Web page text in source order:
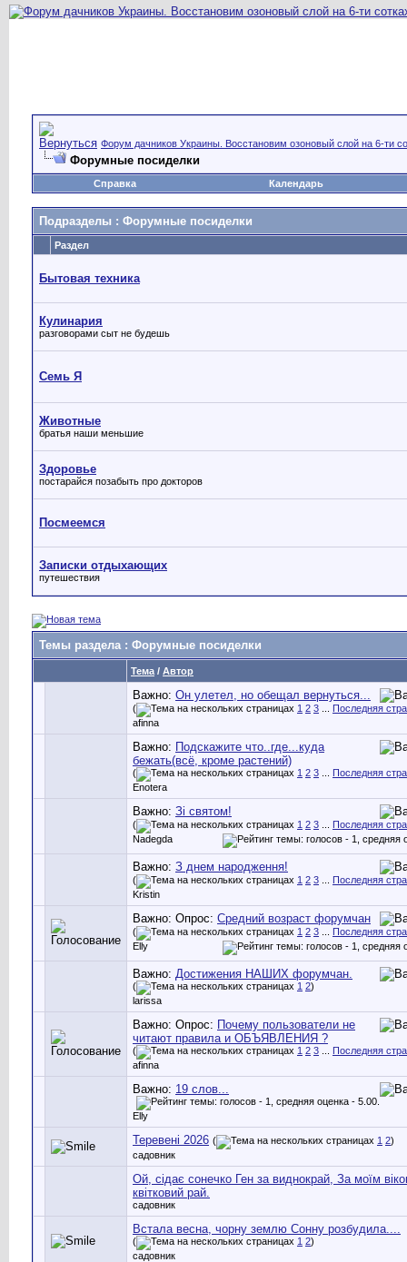
Форум дачников Украины. Восстановим озоновый слой на 6-ти
Форумные посиделки
Справка Календарь
Подразделы : Форумные посиделки
Раздел
Бытовая техника
Кулинария
разговорами сыт не будешь
Семь Я
Животные
братья наши меньшие
Здоровье
постарайся позабыть про докторов
Посмеемся
Записки отдыхающих
путешествия
Темы раздела: Форумные посиделки
Тема / Автор
Важно: Он улетел, но обещал вернуться...
( 1 2 3
Последняя
afinna
Важно: Подскажите что..где...куда
бежать(всё, кроме растений)
( 1 2 3
Последняя
Enotera
Важно: Зi святом!
( 1 2 3
Последняя
Nadegda
Важно: З днем народження!
( 1 2 3
Последняя
Kristin
Важно: Опрос: Средний возраст форумчан
( 1 2 3
Последняя
Elly
Важно: Достижения НАШИХ форумчан.
( 1 2)
larissa
Важно: Опрос: Почему пользователи не
читают правила и ОБЪЯВЛЕНИЯ ?
( 1 2 3
Последняя
afinna
Важно: 19 слов...
Elly
Теревені 2026 ( 1 2)
садовник
Ой, сідає сонечко Ген за виднокрай, За моїм
квітковий рай.
садовник
Встала весна, чорну землю Сонну розбудила....
( 1 2)
садовник